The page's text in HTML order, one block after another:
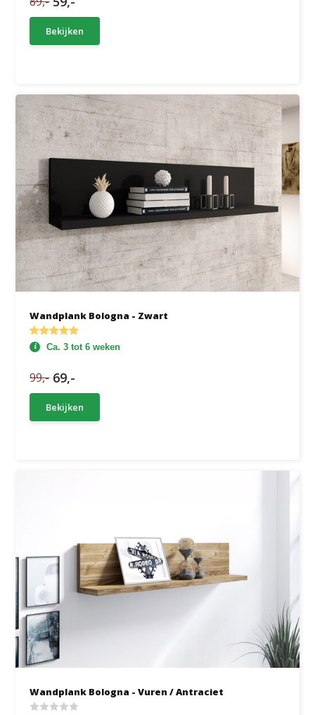
Bekijken
Wandplank Bologna - Zwart
Ca. 3 tot 6 weken
99,- 69,-
Bekijken
Wandplank Bologna - Vuren / Antraciet